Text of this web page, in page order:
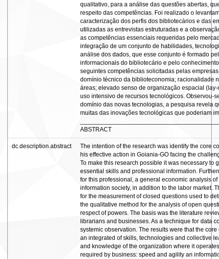
qualitativo, para a análise das questões abertas,
respeito das competências. Foi realizado o
caracterização dos perfis dos bibliotecários e das
utilizadas as entrevistas estruturadas e a
as competências essenciais requeridas pelo
integração de um conjunto de habilidades,
análise dos dados, que esse conjunto é formado
informacionais do bibliotecário e pelo
seguintes competências solicitadas pelas
domínio técnico da biblioteconomia; racionalidade
áreas; elevado senso de organização espacial
uso intensivo de recursos tecnológicos. Observou-
domínio das novas tecnologias, a pesquisa revela
muitas das inovações tecnológicas que poderiam
ABSTRACT
dc.description.abstract
The intention of the research was identify the core
his effective action in Goiania-GO facing the
To make this research possible it was necessary to
essential skills and professional information.
for this professional, a general economic analysis
information society, in addition to the labor market.
for the measurement of closed questions used to
the qualitative method for the analysis of open
respect of powers. The basis was the literature
librarians and businesses. As a technique for data
systemic observation. The results were that the
an integrated of skills, technologies and collective
and knowledge of the organization where it
required by business: speed and agility an